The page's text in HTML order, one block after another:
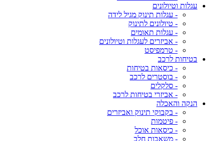
עגלות וטיולונים
- עגלות תינוק מגיל לידה
- טיולונים לתינוק
- עגלות תאומים
- אביזרים לעגלות וטיולונים
- טרמפיסט
בטיחות לרכב
- כיסאות בטיחות
- בוסטרים לרכב
- סלקלים
- אביזרי בטיחות לרכב
הנקה והאכלה
- בקבוקי תינוק ואביזרים
- פיטמות
- כיסאות אוכל
- משאבות חלב